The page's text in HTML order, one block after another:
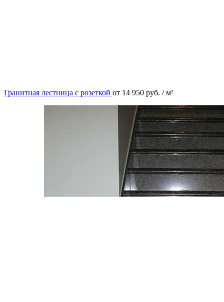
Гранитная лестница с розеткой от 14 950 руб. / м²